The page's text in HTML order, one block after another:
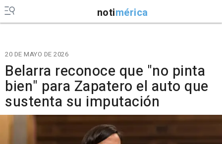
notimérica
20 DE MAYO DE 2026
Belarra reconoce que "no pinta
bien" para Zapatero el auto que
sustenta su imputación